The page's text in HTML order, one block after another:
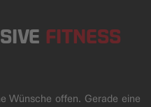
FITNESS
Wünsche offen. Gerade eine